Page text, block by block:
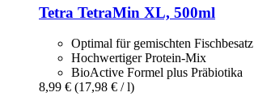
Tetra TetraMin XL, 500ml
Optimal für gemischten Fischbesatz
Hochwertiger Protein-Mix
BioActive Formel plus Präbiotika
8,99 € (17,98 € / l)